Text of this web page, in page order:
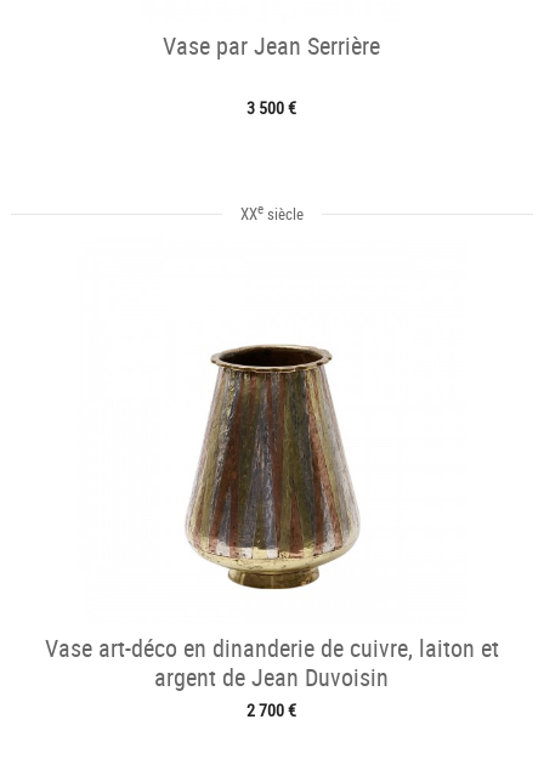
Vase par Jean Serrière
3 500 €
XXesiècle
Vase art-déco en dinanderie de cuivre, laiton et
argent de Jean Duvoisin
2 700 €